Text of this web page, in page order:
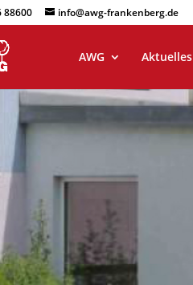
88600 info@awg-frankenberg.de
AWG Aktuelles